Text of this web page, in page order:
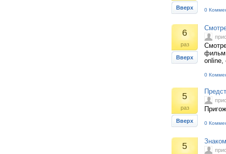
Вверх 0
6
раз
Вверх
online,
0
5
раз
Вверх 0
5